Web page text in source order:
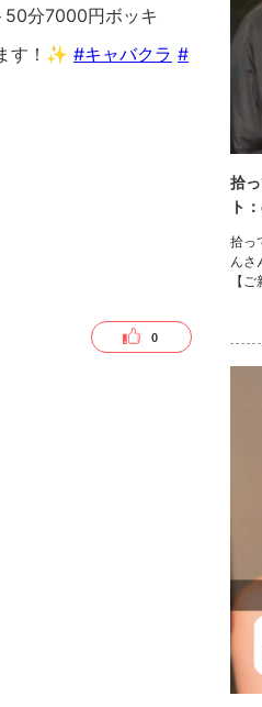
50分7000円ボッキ
す！✨ #キャバクラ #
0
拾
ト
拾っ
んさ
【
に
キリ
GE
お